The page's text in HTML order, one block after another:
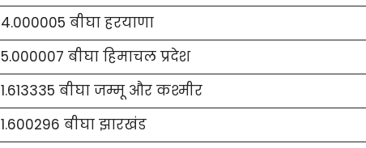
4.000005 बीघा हरयाणा
5.000007 बीघा हिमाचल प्रदेश
1.613335 बीघा जम्मू और कश्मीर
1.600296 बीघा झारखंड